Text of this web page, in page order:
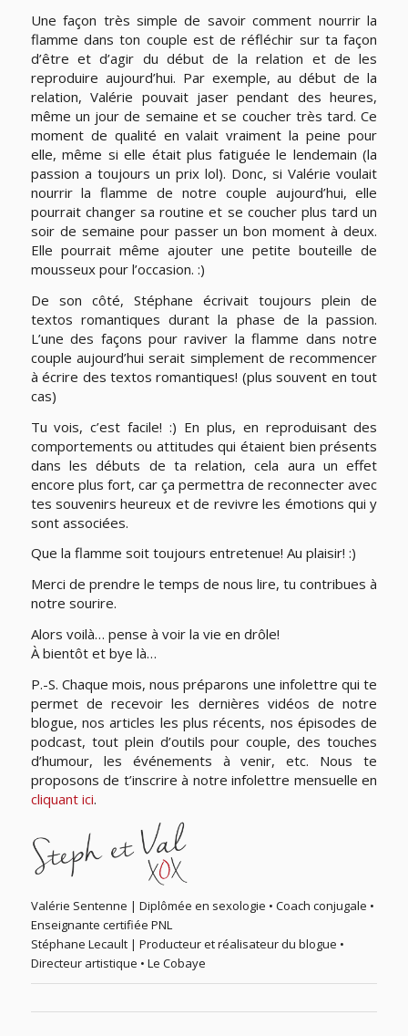
Une façon très simple de savoir comment nourrir la
flamme dans ton couple est de réfléchir sur ta façon
d’être et d’agir du début de la relation et de les
reproduire aujourd’hui. Par exemple, au début de la
relation, Valérie pouvait jaser pendant des heures,
même un jour de semaine et se coucher très tard. Ce
moment de qualité en valait vraiment la peine pour
elle, même si elle était plus fatiguée le lendemain (la
passion a toujours un prix lol). Donc, si Valérie voulait
nourrir la flamme de notre couple aujourd’hui, elle
pourrait changer sa routine et se coucher plus tard un
soir de semaine pour passer un bon moment à deux.
Elle pourrait même ajouter une petite bouteille de
mousseux pour l’occasion. :)
De son côté, Stéphane écrivait toujours plein de
textos romantiques durant la phase de la passion.
L’une des façons pour raviver la flamme dans notre
couple aujourd’hui serait simplement de recommencer
à écrire des textos romantiques! (plus souvent en tout
cas)
Tu vois, c’est facile! :) En plus, en reproduisant des
comportements ou attitudes qui étaient bien présents
dans les débuts de ta relation, cela aura un effet
encore plus fort, car ça permettra de reconnecter avec
tes souvenirs heureux et de revivre les émotions qui y
sont associées.
Que la flamme soit toujours entretenue! Au plaisir! :)
Merci de prendre le temps de nous lire, tu contribues à
notre sourire.
Alors voilà… pense à voir la vie en drôle!
À bientôt et bye là…
P.-S. Chaque mois, nous préparons une infolettre qui te
permet de recevoir les dernières vidéos de notre
blogue, nos articles les plus récents, nos épisodes de
podcast, tout plein d’outils pour couple, des touches
d’humour, les événements à venir, etc. Nous te
proposons de t’inscrire à notre infolettre mensuelle en
cliquant ici.
Valérie Sentenne | Diplômée en sexologie • Coach conjugale •
Enseignante certifiée PNL
Stéphane Lecault | Producteur et réalisateur du blogue •
Directeur artistique • Le Cobaye